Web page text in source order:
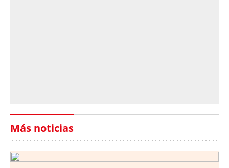
Más noticias